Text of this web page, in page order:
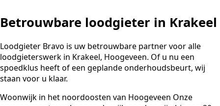
Betrouwbare loodgieter in Krakeel
Loodgieter Bravo is uw betrouwbare partner voor alle
loodgieterswerk in Krakeel, Hoogeveen. Of u nu een
spoedklus heeft of een geplande onderhoudsbeurt, wij
staan voor u klaar.
Woonwijk in het noordoosten van Hoogeveen Onze